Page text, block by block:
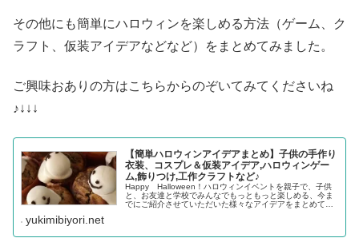
その他にも簡単にハロウィンを楽しめる方法（ゲーム、ク
ラフト、仮装アイデアなどなど）をまとめてみました。
ご興味おありの方はこちらからのぞいてみてくださいね
♪↓↓↓
【簡単ハロウィンアイデアまとめ】子供の手作り
衣装、コスプレ＆仮装アイデア,ハロウィンゲー
ム,飾りつけ,工作クラフトなど♪
Happy Halloween！ハロウィンイベントを親子で、子供
と、お友達と学校でみんなでもっともっと楽しめる、今ま
でにご紹介させていただいた様々なアイデアをまとめてみ
yukimibiyori.net